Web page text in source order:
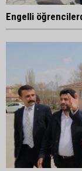
Engelli